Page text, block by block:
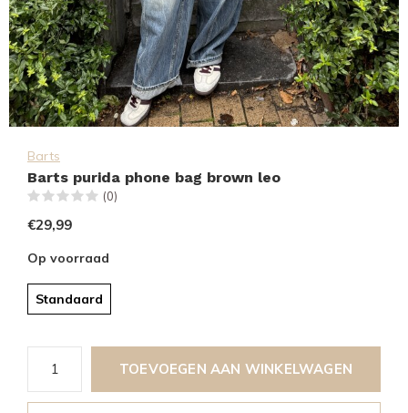
Barts
Barts purida phone bag brown leo
(0)
€29,99
Op voorraad
Standaard
TOEVOEGEN AAN WINKELWAGEN